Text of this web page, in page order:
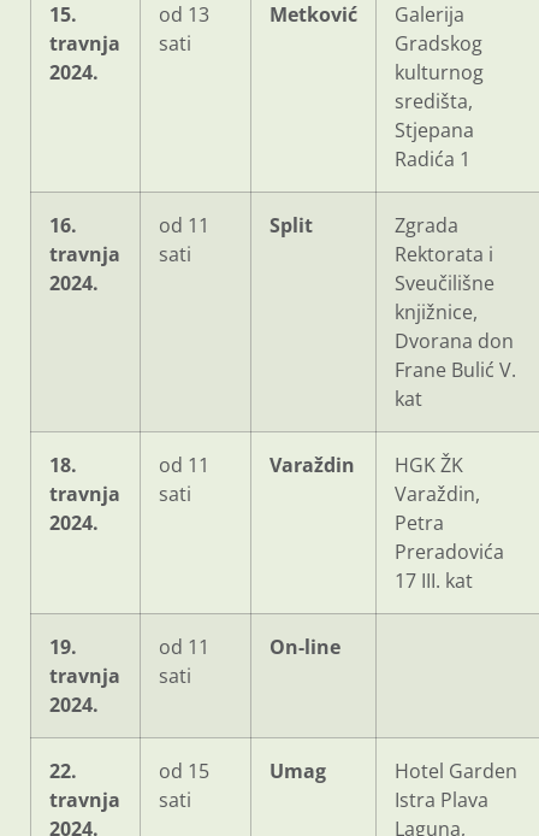
15.
travnja
2024.
od 13
sati
Metković
Galerija
Gradskog
kulturnog
središta,
Stjepana
Radića 1
16.
travnja
2024.
od 11
sati
Split
Zgrada
Rektorata i
Sveučilišne
knjižnice,
Dvorana don
Frane Bulić V.
kat
18.
travnja
2024.
od 11
sati
Varaždin
HGK ŽK
Varaždin,
Petra
Preradovića
17 III. kat
19.
travnja
2024.
od 11
sati
On-line
22.
travnja
2024.
od 15
sati
Umag
Hotel Garden
Istra Plava
Laguna,